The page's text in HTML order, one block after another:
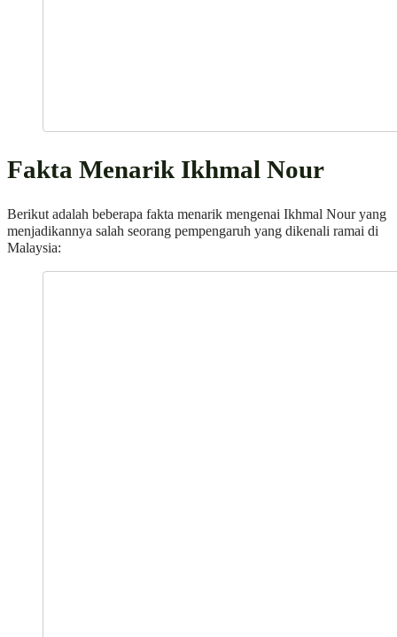
Fakta Menarik Ikhmal Nour
Berikut adalah beberapa fakta menarik mengenai Ikhmal Nour yang
menjadikannya salah seorang pempengaruh yang dikenali ramai di
Malaysia: